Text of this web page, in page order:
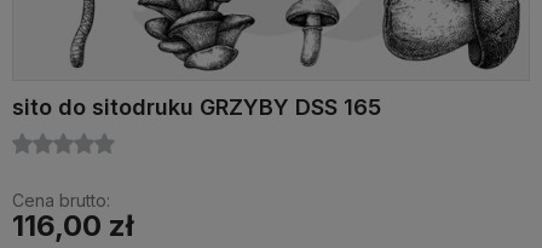
sito do sitodruku GRZYBY DSS 165
Cena brutto:
116,00 zł